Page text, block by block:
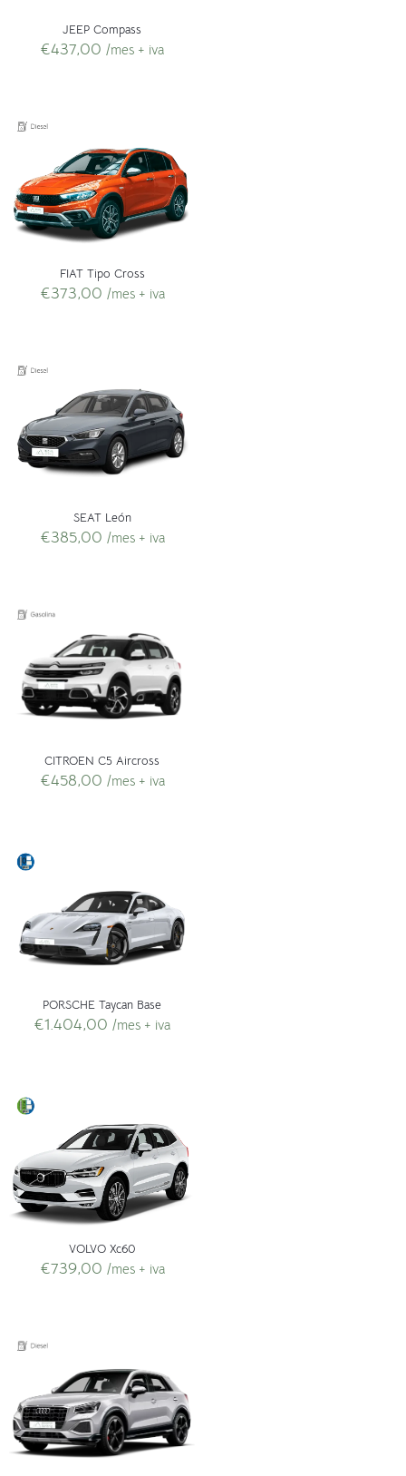
JEEP Compass
€437,00 /mes + iva
FIAT Tipo Cross
€373,00 /mes + iva
SEAT León
€385,00 /mes + iva
CITROEN C5 Aircross
€458,00 /mes + iva
PORSCHE Taycan Base
€1.404,00 /mes + iva
VOLVO Xc60
€739,00 /mes + iva